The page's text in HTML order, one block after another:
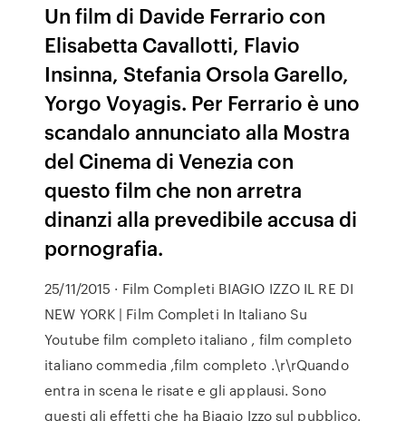
Un film di Davide Ferrario con
Elisabetta Cavallotti, Flavio
Insinna, Stefania Orsola Garello,
Yorgo Voyagis. Per Ferrario è uno
scandalo annunciato alla Mostra
del Cinema di Venezia con
questo film che non arretra
dinanzi alla prevedibile accusa di
pornografia.
25/11/2015 · Film Completi BIAGIO IZZO IL RE DI
NEW YORK | Film Completi In Italiano Su
Youtube film completo italiano , film completo
italiano commedia ,film completo .\r\rQuando
entra in scena le risate e gli applausi. Sono
questi gli effetti che ha Biagio Izzo sul pubblico.